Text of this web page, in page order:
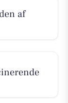
af